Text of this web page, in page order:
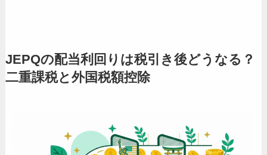
JEPQの配当利回りは税引き後どうなる？
二重課税と外国税額控除